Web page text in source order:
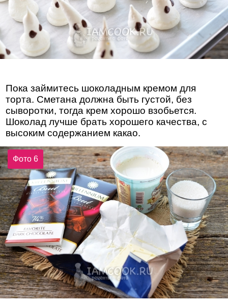
Пока займитесь шоколадным кремом для
торта. Сметана должна быть густой, без
сыворотки, тогда крем хорошо взобьется.
Шоколад лучше брать хорошего качества, с
высоким содержанием какао.
Фото 6